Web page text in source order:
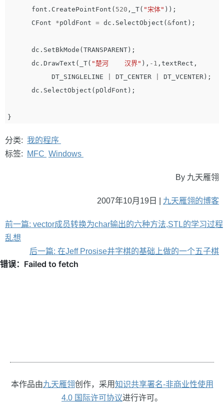
font . CreatePointFont ( 520 , _T( "宋体" ));
CFont
*pOldFont = dc . SelectObject ( &font );
dc . SetBkMode ( TRANSPARENT );
dc . DrawText ( _T( "楚河    汉界" ), - 1 , textRect ,
DT_SINGLELINE
DT_CENTER DT_VCENTER );
dc . SelectObject ( pOldFont );
}
分类: 我的程序
标签:
MFC Windows
By 九天雁翎
2007年10月19日 | 九天雁翎的博客
前一篇: vector成员转换为char输出的六种方法,STL的学习过程
乱想
后一篇: 在Jeff Prosise井字棋的基础上做的一个五子棋
本作品由九天雁翎创作，采用知识共享署名-非商业性使用
4.0 国际许可协议进行许可。